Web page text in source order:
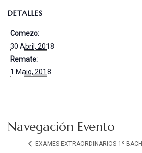
DETALLES
Comezo:
30 Abril, 2018
Remate:
1 Maio, 2018
Navegación Evento
EXAMES EXTRAORDINARIOS 1º BACH